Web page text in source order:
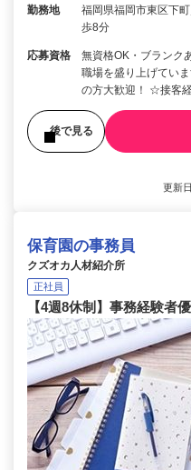
勤務地
福岡県福岡市東区下
歩8分
応募資格
無資格OK・ブラン
職場を盛り上げてい
の方大歓迎！ ☆接客
後で見る
更新
保育園の事務員
クズオカ人材紹介所
正社員
【4週8休制】事務経験